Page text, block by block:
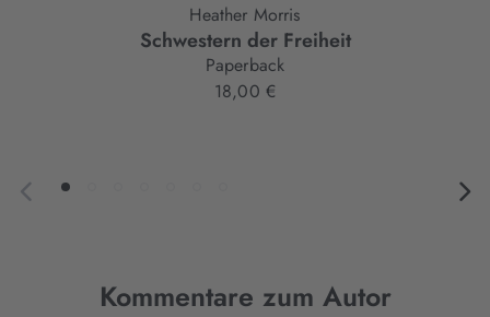
Heather Morris
Schwestern der Freiheit
Paperback
18,00 €
Kommentare zum Autor